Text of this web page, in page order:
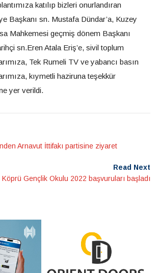
katılıp bizleri onurlandıran
Başkanı sn. Mustafa Dündar’a, Kuzey
Mahkemesi geçmiş dönem Başkanı
sn.Eren Atala Eriş’e, sivil toplum
Tek Rumeli TV ve yabancı basın
kıymetli haziruna teşekkür
yer verildi.
Arnavut İttifakı partisine ziyaret
Read Next
Köprü Gençlik Okulu 2022 başvuruları başladı